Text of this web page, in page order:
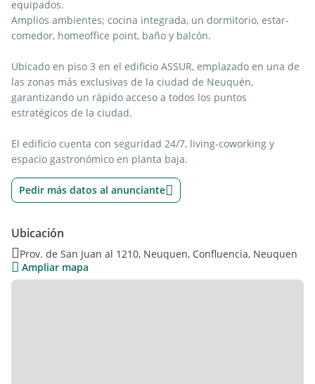
equipados.
Amplios ambientes; cocina integrada, un dormitorio, estar-
comedor, homeoffice point, baño y balcón.
Ubicado en piso 3 en el edificio ASSUR, emplazado en una de
las zonas más exclusivas de la ciudad de Neuquén,
garantizando un rápido acceso a todos los puntos
estratégicos de la ciudad.
El edificio cuenta con seguridad 24/7, living-coworking y
espacio gastronómico en planta baja.
Pedir más datos al anunciante
Ubicación
Prov. de San Juan al 1210, Neuquen, Confluencia, Neuquen
Ampliar mapa